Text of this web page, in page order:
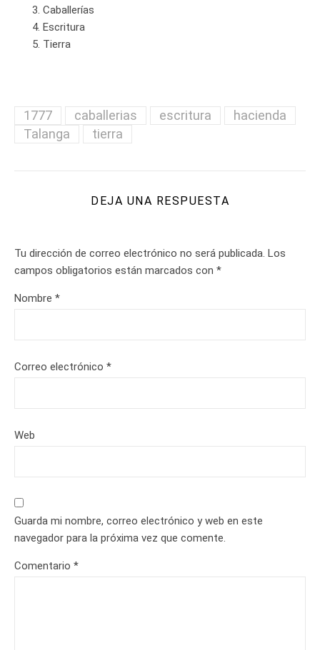
Caballerías
Escritura
Tierra
1777 caballerias escritura
hacienda
Talanga
tierra
DEJA UNA RESPUESTA
Tu dirección de correo electrónico no será publicada. Los
campos obligatorios están marcados con *
Nombre *
Correo electrónico *
Web
Guarda mi nombre, correo electrónico y web en este
navegador para la próxima vez que comente.
Comentario *